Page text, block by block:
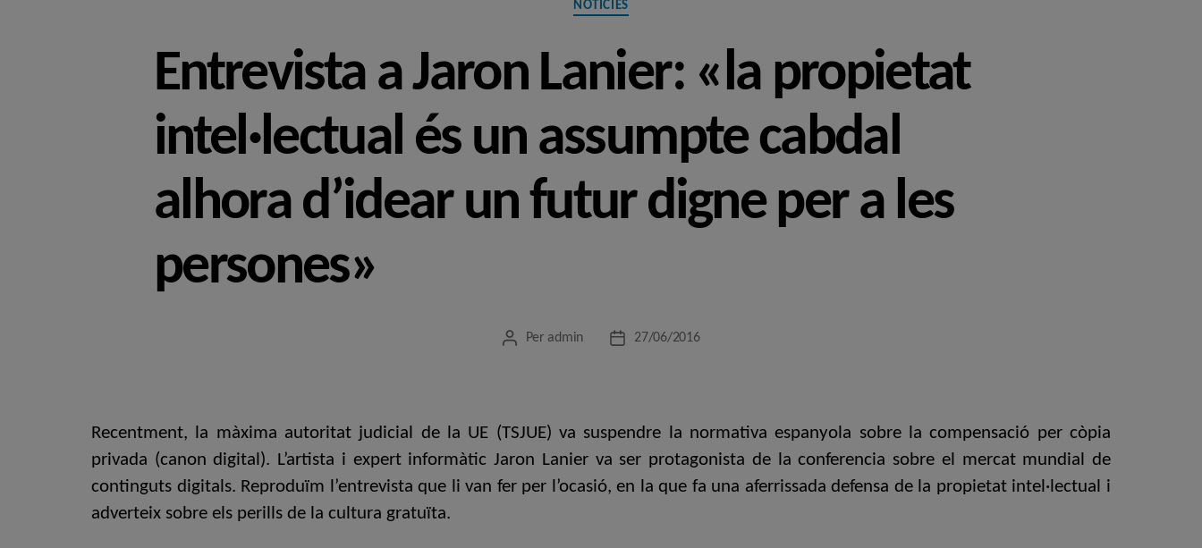
NOTÍCIES
Entrevista a Jaron Lanier: «la propietat
intel·lectual és un assumpte cabdal
alhora d’idear un futur digne per a les
persones»
Autor
Per admin
Data27/06/2016
Recentment, la màxima autoritat judicial de la UE (TSJUE) va suspendre la normativa espanyola sobre la compensació per còpia
privada (canon digital). L’artista i expert informàtic Jaron Lanier va ser protagonista de la conferencia sobre el mercat mundial de
continguts digitals. Reproduïm l’entrevista que li van fer per l’ocasió, en la que fa una aferrissada defensa de la propietat intel·lectual i
adverteix sobre els perills de la cultura gratuïta.